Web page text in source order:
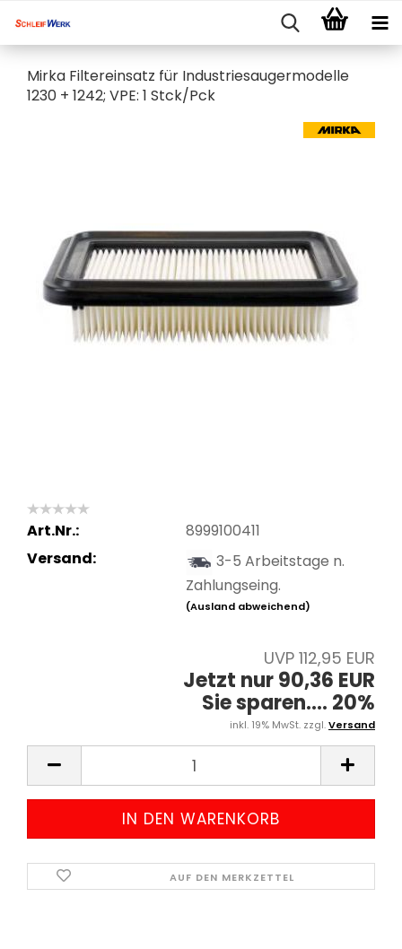
Mirka Filtereinsatz für Industriesaugermodelle
1230 + 1242; VPE: 1 Stck/Pck
Art.Nr.:
8999100411
Versand:
3-5 Arbeitstage n.
Zahlungseing.
(Ausland abweichend)
UVP 112,95 EUR
Jetzt nur 90,36 EUR
Sie sparen.... 20%
inkl. 19% MwSt. zzgl.Versand
AUF DEN MERKZETTEL